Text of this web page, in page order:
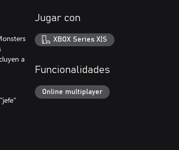
a
Jugar con
XBOX Series X|S
Funcionalidades
Online multiplayer